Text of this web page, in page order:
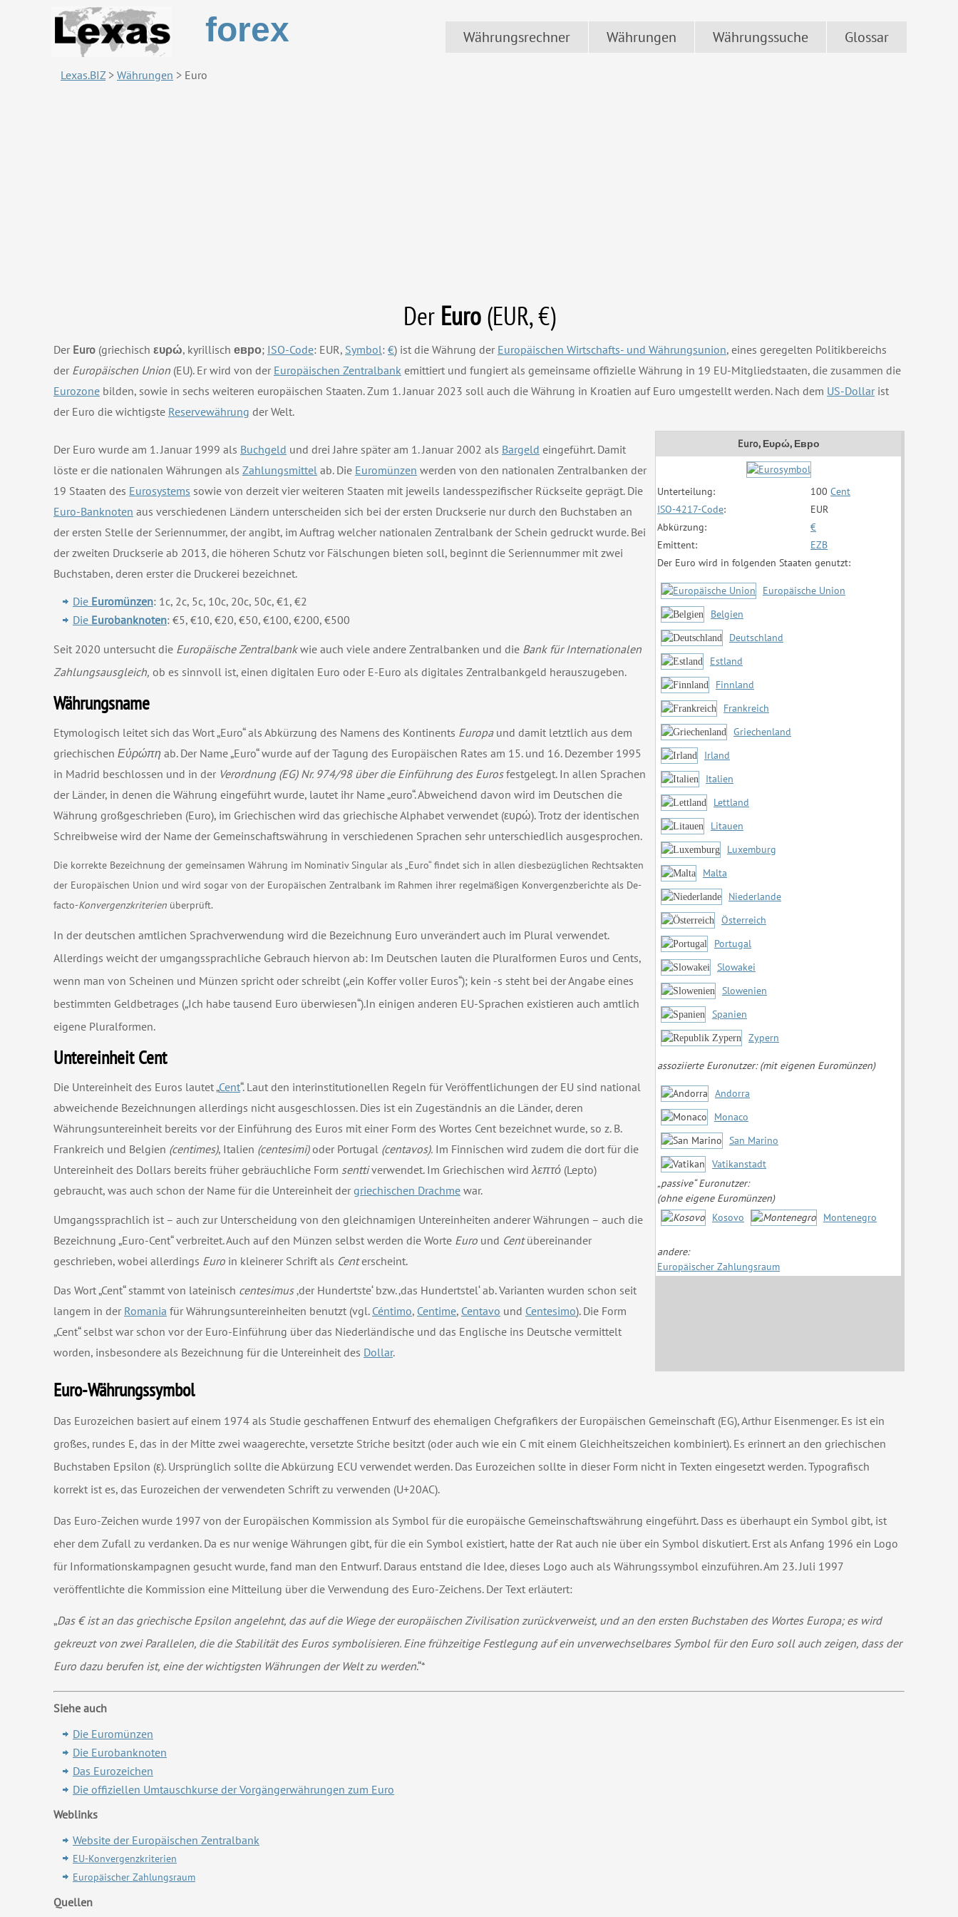
forex Währungsrechner Währungen Währungssuche Glossar
Lexas.BIZ > Währungen > Euro
Der Euro(EUR, €)
Der Euro (griechisch ευρώ, kyrillisch евро; ISO-Code: EUR, Symbol: €) ist die Währung der Europäischen Wirtschafts- und Währungsunion, eines geregelten Politikbereichs
der Europäischen Union (EU). Er wird von der Europäischen Zentralbank emittiert und fungiert als gemeinsame offizielle Währung in 19 EU-Mitgliedstaaten, die zusammen die
Eurozone bilden, sowie in sechs weiteren europäischen Staaten. Zum 1. Januar 2023 soll auch die Währung in Kroatien auf Euro umgestellt werden. Nach dem US-Dollarist
der Euro die wichtigste Reservewährung der Welt.
Der Euro wurde am 1. Januar 1999 als Buchgeld und drei Jahre später am 1. Januar 2002 als Bargeld eingeführt. Damit
löste er die nationalen Währungen als Zahlungsmittel ab. Die Euromünzen werden von den nationalen Zentralbanken der
19 Staaten des Eurosystems sowie von derzeit vier weiteren Staaten mit jeweils landesspezifischer Rückseite geprägt. Die
Euro-Banknoten aus verschiedenen Ländern unterscheiden sich bei der ersten Druckserie nur durch den Buchstaben an
der ersten Stelle der Seriennummer, der angibt, im Auftrag welcher nationalen Zentralbank der Schein gedruckt wurde. Bei
der zweiten Druckserie ab 2013, die höheren Schutz vor Fälschungen bieten soll, beginnt die Seriennummer mit zwei
Buchstaben, deren erster die Druckerei bezeichnet.
Die Euromünzen: 1c, 2c, 5c, 10c, 20c, 50c, €1, €2
Die Eurobanknoten: €5, €10, €20, €50, €100, €200, €500
Seit 2020 untersucht die Europäische Zentralbankwie auch viele andere Zentralbanken und die Bank für Internationalen
Zahlungsausgleich, ob es sinnvoll ist, einen digitalen Euro oder E-Euro als digitales Zentralbankgeld herauszugeben.
Währungsname
Etymologisch leitet sich das Wort „Euro“ als Abkürzung des Namens des Kontinents Europaund damit letztlich aus dem
griechischen Εὐρώπη ab. Der Name „Euro“ wurde auf der Tagung des Europäischen Rates am 15. und 16. Dezember 1995
in Madrid beschlossen und in der Verordnung (EG) Nr. 974/98 über die Einführung des Eurosfestgelegt. In allen Sprachen
der Länder, in denen die Währung eingeführt wurde, lautet ihr Name „euro“. Abweichend davon wird im Deutschen die
Währung großgeschrieben (Euro), im Griechischen wird das griechische Alphabet verwendet (ευρώ). Trotz der identischen
Schreibweise wird der Name der Gemeinschaftswährung in verschiedenen Sprachen sehr unterschiedlich ausgesprochen.
Die korrekte Bezeichnung der gemeinsamen Währung im Nominativ Singular als „Euro“ findet sich in allen diesbezüglichen Rechtsakten
der Europäischen Union und wird sogar von der Europäischen Zentralbank im Rahmen ihrer regelmäßigen Konvergenzberichte als De-
facto-Konvergenzkriterien überprüft.
In der deutschen amtlichen Sprachverwendung wird die Bezeichnung Euro unverändert auch im Plural verwendet.
Allerdings weicht der umgangssprachliche Gebrauch hiervon ab: Im Deutschen lauten die Pluralformen Euros und Cents,
wenn man von Scheinen und Münzen spricht oder schreibt („ein Koffer voller Euros“); kein -s steht bei der Angabe eines
bestimmten Geldbetrages („Ich habe tausend Euro überwiesen“).In einigen anderen EU-Sprachen existieren auch amtlich
eigene Pluralformen.
Untereinheit Cent
Die Untereinheit des Euros lautet „Cent“. Laut den interinstitutionellen Regeln für Veröffentlichungen der EU sind national
abweichende Bezeichnungen allerdings nicht ausgeschlossen. Dies ist ein Zugeständnis an die Länder, deren
Währungsuntereinheit bereits vor der Einführung des Euros mit einer Form des Wortes Cent bezeichnet wurde, so z. B.
Frankreich und Belgien (centimes), Italien (centesimi)oder Portugal (centavos). Im Finnischen wird zudem die dort für die
Untereinheit des Dollars bereits früher gebräuchliche Form senttiverwendet. Im Griechischen wirdλεπτό (Lepto)
gebraucht, was auch schon der Name für die Untereinheit der griechischen Drachme war.
Umgangssprachlich ist – auch zur Unterscheidung von den gleichnamigen Untereinheiten anderer Währungen – auch die
Bezeichnung „Euro-Cent“ verbreitet. Auch auf den Münzen selbst werden die Worte Euro und Centübereinander
geschrieben, wobei allerdings Euro in kleinerer Schrift als Centerscheint.
Das Wort „Cent“ stammt von lateinisch centesimus ‚der Hundertste‘bzw. ‚das Hundertstel‘ ab. Varianten wurden schon seit
langem in der Romania für Währungsuntereinheiten benutzt (vgl. Céntimo, Centime, Centavo und Centesimo). Die Form
„Cent“ selbst war schon vor der Euro-Einführung über das Niederländische und das Englische ins Deutsche vermittelt
worden, insbesondere als Bezeichnung für die Untereinheit des Dollar.
Euro, Ευρώ, Евро
Unterteilung: 100 Cent
ISO-4217-Code:
EUR
Abkürzung:
€
Emittent:
EZB
Der Euro wird in folgenden Staaten genutzt:
Europäische Union
Belgien
Deutschland
Estland
Finnland
Frankreich
Griechenland
Irland
Italien
Lettland
Litauen
Luxemburg
Malta
Niederlande
Österreich
Portugal
Slowakei
Slowenien
Spanien
Zypern
assoziierte Euronutzer: (mit eigenen Euromünzen)
Andorra
Monaco
San Marino
Vatikanstadt
„passive“ Euronutzer:
(ohne eigene Euromünzen)
Kosovo
Montenegro
andere:
Europäischer Zahlungsraum
Euro-Währungssymbol
Das Eurozeichen basiert auf einem 1974 als Studie geschaffenen Entwurf des ehemaligen Chefgrafikers der Europäischen Gemeinschaft (EG), Arthur Eisenmenger. Es ist ein
großes, rundes E, das in der Mitte zwei waagerechte, versetzte Striche besitzt (oder auch wie ein C mit einem Gleichheitszeichen kombiniert). Es erinnert an den griechischen
Buchstaben Epsilon (ε). Ursprünglich sollte die Abkürzung ECU verwendet werden. Das Eurozeichen sollte in dieser Form nicht in Texten eingesetzt werden. Typografisch
korrekt ist es, das Eurozeichen der verwendeten Schrift zu verwenden (U+20AC).
Das Euro-Zeichen wurde 1997 von der Europäischen Kommission als Symbol für die europäische Gemeinschaftswährung eingeführt. Dass es überhaupt ein Symbol gibt, ist
eher dem Zufall zu verdanken. Da es nur wenige Währungen gibt, für die ein Symbol existiert, hatte der Rat auch nie über ein Symbol diskutiert. Erst als Anfang 1996 ein Logo
für Informationskampagnen gesucht wurde, fand man den Entwurf. Daraus entstand die Idee, dieses Logo auch als Währungssymbol einzuführen. Am 23. Juli 1997
veröffentlichte die Kommission eine Mitteilung über die Verwendung des Euro-Zeichens. Der Text erläutert:
„Das € ist an das griechische Epsilon angelehnt, das auf die Wiege der europäischen Zivilisation zurückverweist, und an den ersten Buchstaben des Wortes Europa; es wird
gekreuzt von zwei Parallelen, die die Stabilität des Euros symbolisieren. Eine frühzeitige Festlegung auf ein unverwechselbares Symbol für den Euro soll auch zeigen, dass der
Euro dazu berufen ist, eine der wichtigsten Währungen der Welt zu werden.“*
Siehe auch
Die Euromünzen
Die Eurobanknoten
Das Eurozeichen
Die offiziellen Umtauschkurse der Vorgängerwährungen zum Euro
Weblinks
Website der Europäischen Zentralbank
EU-Konvergenzkriterien
Europäischer Zahlungsraum
Quellen